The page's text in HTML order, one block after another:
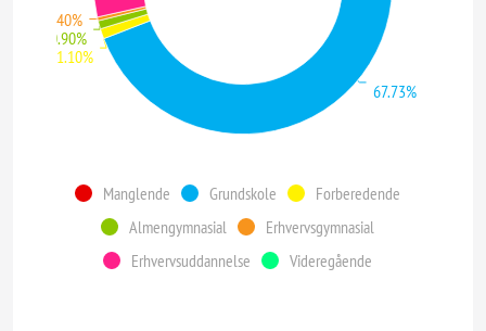
Manglende Grundskole
Forberedende
Almengymnasial
Erhvervsgymnasial
Erhvervsuddannelse
Videregående
67.73%
1.10%
0.90%
0.40%